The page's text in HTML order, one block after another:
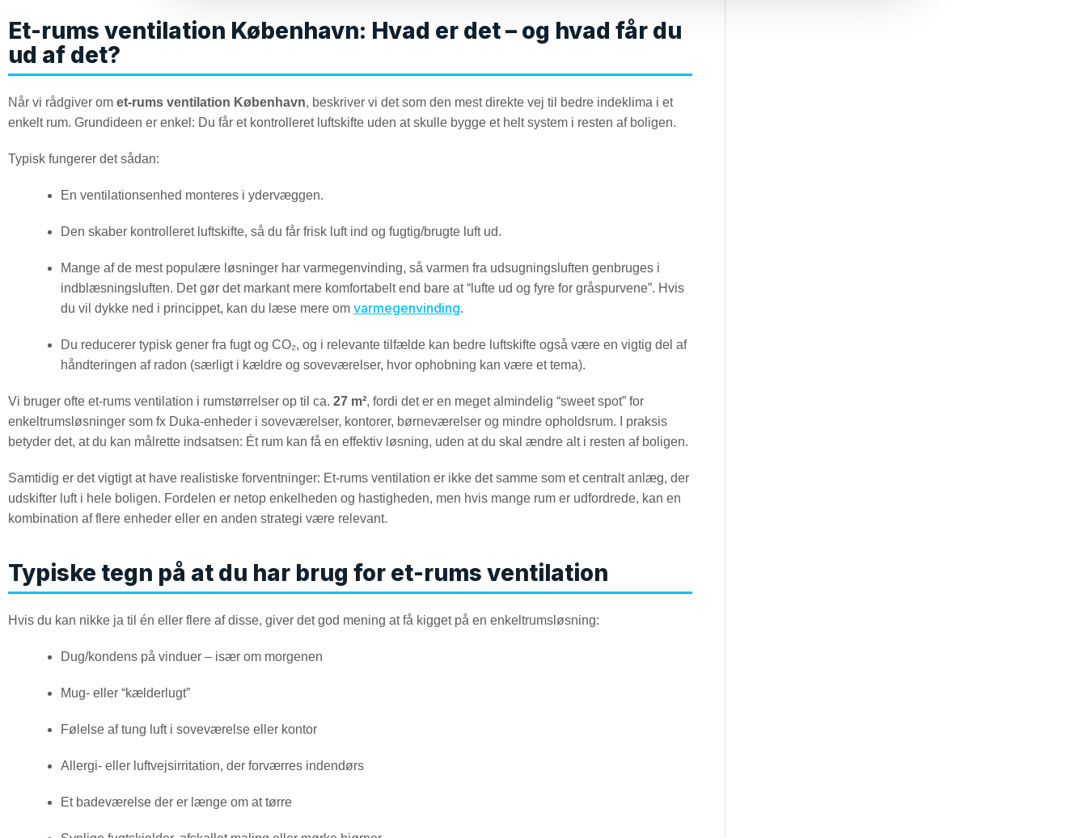
Et-rums ventilation København: Hvad er det – og hvad får du
ud af det?
Når vi rådgiver om et-rums ventilation København, beskriver vi det som den mest direkte vej til bedre indeklima i et
enkelt rum. Grundideen er enkel: Du får et kontrolleret luftskifte uden at skulle bygge et helt system i resten af boligen.
Typisk fungerer det sådan:
En ventilationsenhed monteres i ydervæggen.
Den skaber kontrolleret luftskifte, så du får frisk luft ind og fugtig/brugte luft ud.
Mange af de mest populære løsninger har varmegenvinding, så varmen fra udsugningsluften genbruges i
indblæsningsluften. Det gør det markant mere komfortabelt end bare at “lufte ud og fyre for gråspurvene”. Hvis
du vil dykke ned i princippet, kan du læse mere om varmegenvinding.
Du reducerer typisk gener fra fugt og CO₂, og i relevante tilfælde kan bedre luftskifte også være en vigtig del af
håndteringen af radon (særligt i kældre og soveværelser, hvor ophobning kan være et tema).
Vi bruger ofte et-rums ventilation i rumstørrelser op til ca. 27 m², fordi det er en meget almindelig “sweet spot” for
enkeltrumsløsninger som fx Duka-enheder i soveværelser, kontorer, børneværelser og mindre opholdsrum. I praksis
betyder det, at du kan målrette indsatsen: Ét rum kan få en effektiv løsning, uden at du skal ændre alt i resten af boligen.
Samtidig er det vigtigt at have realistiske forventninger: Et-rums ventilation er ikke det samme som et centralt anlæg, der
udskifter luft i hele boligen. Fordelen er netop enkelheden og hastigheden, men hvis mange rum er udfordrede, kan en
kombination af flere enheder eller en anden strategi være relevant.
Typiske tegn på at du har brug for et-rums ventilation
Hvis du kan nikke ja til én eller flere af disse, giver det god mening at få kigget på en enkeltrumsløsning:
Dug/kondens på vinduer – især om morgenen
Mug- eller “kælderlugt”
Følelse af tung luft i soveværelse eller kontor
Allergi- eller luftvejsirritation, der forværres indendørs
Et badeværelse der er længe om at tørre